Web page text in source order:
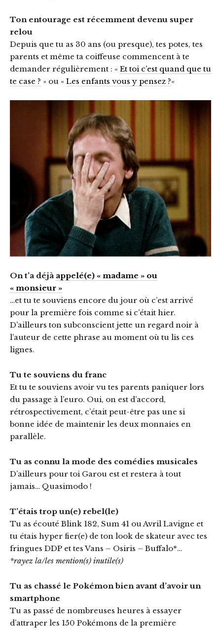
Ton entourage est récemment devenu super
relou
Depuis que tu as 30 ans (ou presque), tes potes, tes
parents et même ta coiffeuse commencent à te
demander régulièrement : « Et toi c’est quand que tu
te case ? » ou « Les enfants vous y pensez ?«
On t’a déjà appelé(e) « madame » ou
« monsieur »
…et tu te souviens encore du jour où c’est arrivé
pour la première fois comme si c’était hier.
D’ailleurs ton subconscient jette un regard noir à
l’auteur de cette phrase au moment où tu lis ces
lignes.
Tu te souviens du franc
Et tu te souviens avoir vu tes parents paniquer lors
du passage à l’euro. Oui, on est d’accord,
rétrospectivement, c’était peut-être pas une si
bonne idée de maintenir les deux monnaies en
parallèle.
Tu as connu la mode des comédies musicales
D’ailleurs pour toi Garou est et restera à tout
jamais… Quasimodo !
T’étais trop un(e) rebel(le)
Tu as écouté Blink 182, Sum 41 ou Avril Lavigne et
tu étais hyper fier(e) de ton look de skateur avec tes
fringues DDP et tes Vans – Osiris – Buffalo*…
*rayez la/les mention(s) inutile(s)
Tu as chassé le Pokémon bien avant d’avoir un
smartphone
Tu as passé de nombreuses heures à essayer
d’attraper les 150 Pokémons de la première